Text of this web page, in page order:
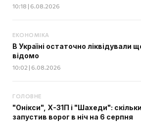
10:18 | 6.08.2026
ЕКОНОМІКА
В Україні остаточно ліквідували
відомо
10:02 | 6.08.2026
ГОЛОВНЕ
"Онікси", Х-31П і "Шахеди":
запустив ворог в ніч на 6 серпня